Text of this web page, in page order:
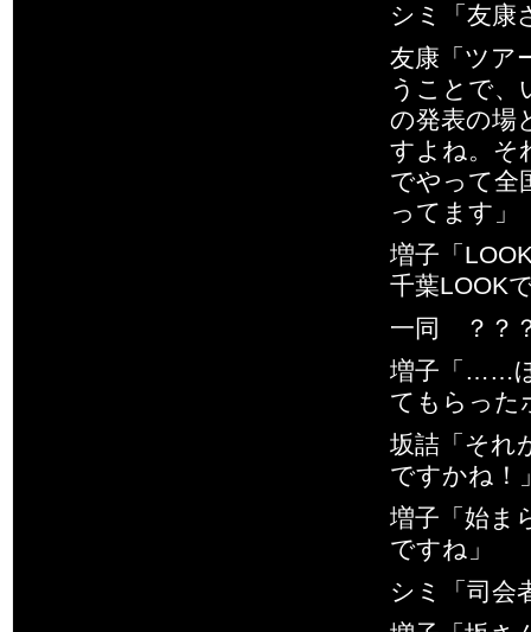
シミ「友康
友康「ツア
うことで、
の発表の場
すよね。そ
でやって全
ってます」
増子「
千葉LOOK
一同 ？？
増子「……
てもらった
坂詰「それ
ですかね！
増子「始ま
ですね」
シミ「司会